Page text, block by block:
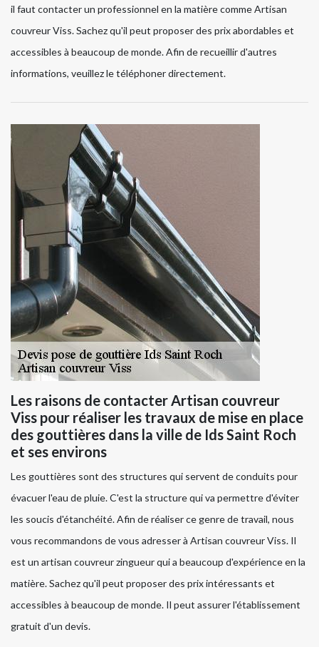
il faut contacter un professionnel en la matière comme Artisan
couvreur Viss. Sachez qu'il peut proposer des prix abordables et
accessibles à beaucoup de monde. Afin de recueillir d'autres
informations, veuillez le téléphoner directement.
Les raisons de contacter Artisan couvreur
Viss pour réaliser les travaux de mise en place
des gouttières dans la ville de Ids Saint Roch
et ses environs
Les gouttières sont des structures qui servent de conduits pour
évacuer l'eau de pluie. C'est la structure qui va permettre d'éviter
les soucis d'étanchéité. Afin de réaliser ce genre de travail, nous
vous recommandons de vous adresser à Artisan couvreur Viss. Il
est un artisan couvreur zingueur qui a beaucoup d'expérience en la
matière. Sachez qu'il peut proposer des prix intéressants et
accessibles à beaucoup de monde. Il peut assurer l'établissement
gratuit d'un devis.